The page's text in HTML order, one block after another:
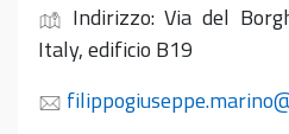
Indirizzo:Via del
Italy,edificio B19